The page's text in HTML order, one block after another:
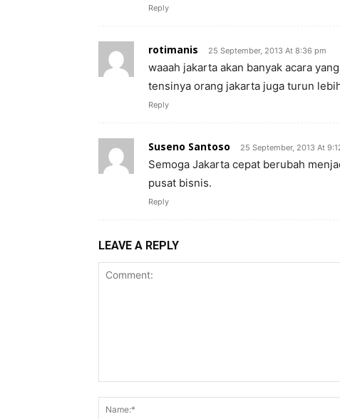
Reply
rotimanis 25 September, 2013 At 8:36 pm
waaah jakarta akan banyak acara
tensinya orang jakarta juga turun
Reply
Suseno Santoso 25 September, 2013 At
Semoga Jakarta cepat berubah
pusat bisnis.
Reply
LEAVE A REPLY